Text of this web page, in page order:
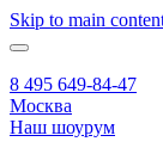
Skip to main
8 495 649-84-47
Москва
Наш шоурум